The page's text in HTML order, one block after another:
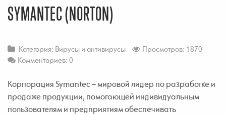
SYMANTEC (NORTON)
Категория: Вирусы и антивирусы
Просмотров: 1870
Комментариев: 0
Корпорация Symantec – мировой лидер по разработке и
продаже продукции, помогающей индивидуальным
пользователям и предприятиям обеспечивать